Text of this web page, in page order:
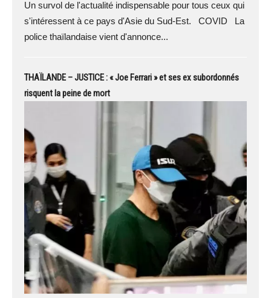
Un survol de l'actualité indispensable pour tous ceux qui
s'intéressent à ce pays d'Asie du Sud-Est. COVID La
police thaïlandaise vient d'annonce...
THAÏLANDE – JUSTICE : « Joe Ferrari » et ses ex subordonnés
risquent la peine de mort